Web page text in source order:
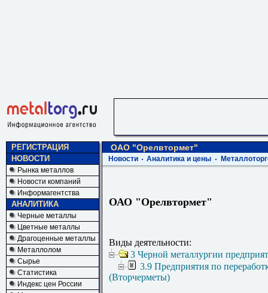
РЕГИСТРАЦИЯ
НОВОСТИ
Рынка металлов
Новости компаний
Информагентства
АНАЛИТИКА
Черные металлы
Цветные металлы
Драгоценные металлы
Металлолом
Сырье
Статистика
Индекс цен России
ОАО "Орелвтормет"
Новости Аналитика и цены
ОАО "Орелвтормет"
Виды деятельности:
3 Черной металлургии
3.9 Предприятия по
(Вторчерметы)